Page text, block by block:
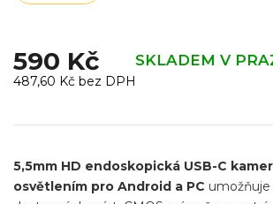
590 Kč SKLADEM V
487,60 Kč bez DPH
cena:
5,5mm HD endoskopická USB-C
osvětlením pro Android a PC